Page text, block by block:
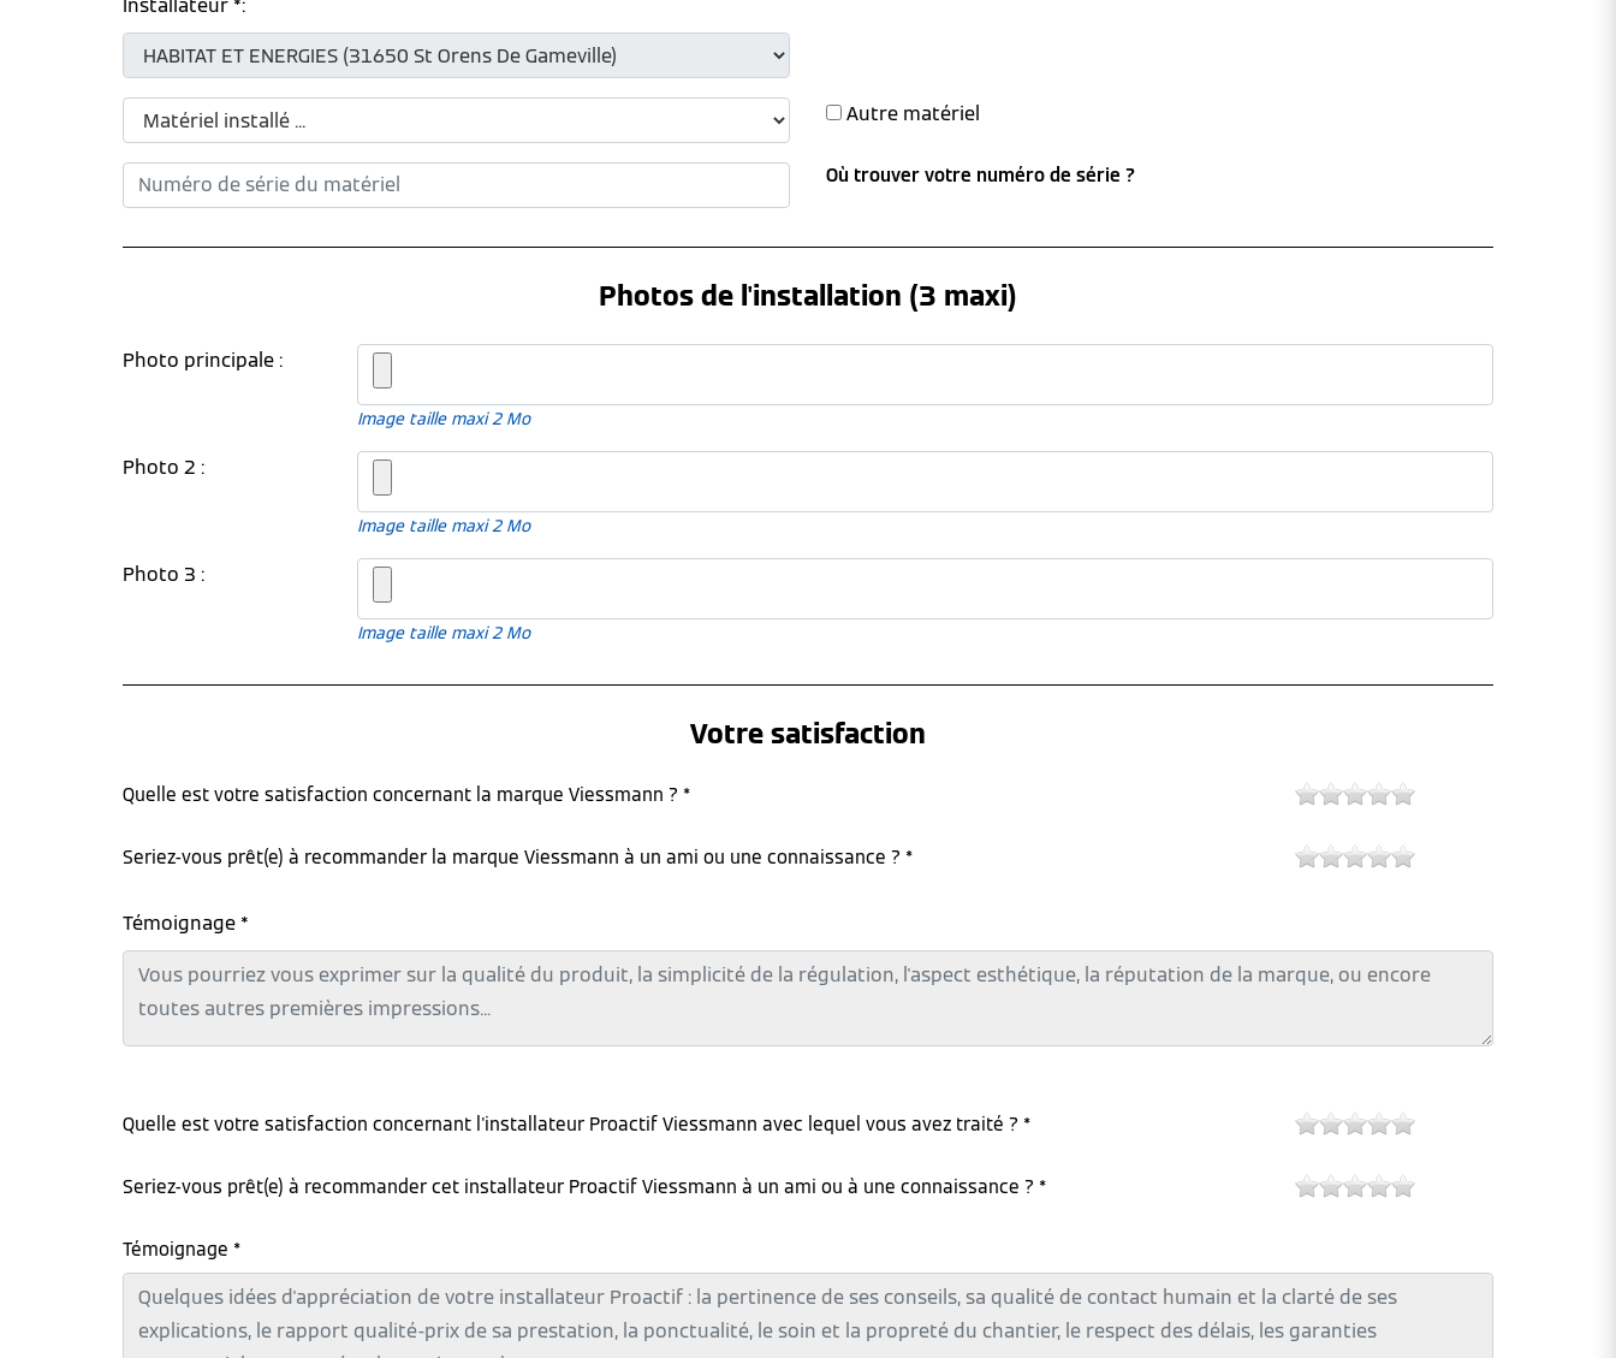
Installateur *:
Autre matériel
Où trouver votre numéro de série ?
Photos de l'installation (3 maxi)
Photo principale :
Image taille maxi 2 Mo
Photo 2 :
Image taille maxi 2 Mo
Photo 3 :
Image taille maxi 2 Mo
Votre satisfaction
Quelle est votre satisfaction concernant la marque Viessmann ? *
Seriez-vous prêt(e) à recommander la marque Viessmann à un ami ou une connaissance ? *
Témoignage *
Quelle est votre satisfaction concernant l'installateur Proactif Viessmann avec lequel vous avez traité ? *
Seriez-vous prêt(e) à recommander cet installateur Proactif Viessmann à un ami ou à une connaissance ? *
Témoignage *